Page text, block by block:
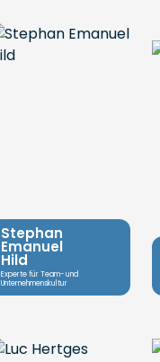
Stephan
Emanuel
Hild
Experte für Team- und
Unternehmenskultur